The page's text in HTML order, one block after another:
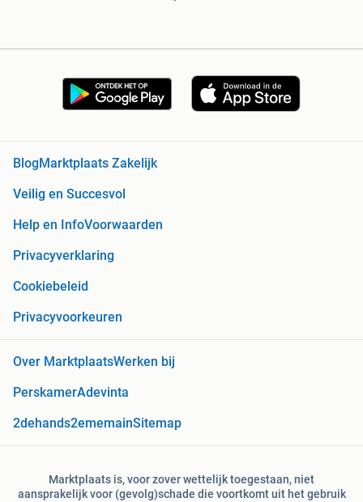
BlogMarktplaats Zakelijk
Veilig en Succesvol
Help en InfoVoorwaarden
Privacyverklaring
Cookiebeleid
Privacyvoorkeuren
Over MarktplaatsWerken bij
PerskamerAdevinta
2dehands2ememainSitemap
Marktplaats is, voor zover wettelijk toegestaan, niet
aansprakelijk voor (gevolg)schade die voortkomt uit het gebruik